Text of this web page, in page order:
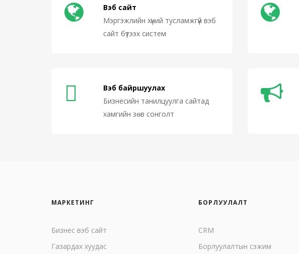
Вэб сайт
Мэргэжлийн хүний тусламжгүй вэб
сайт бүтээх систем
Вэб байршуулах
Бизнесийн танилцуулга сайтад
хамгийн зөв сонголт
МАРКЕТИНГ
Бизнес вэб сайт
Газардах хуудас
БОРЛУУЛАЛТ
CRM
Борлуулалтын сэжим